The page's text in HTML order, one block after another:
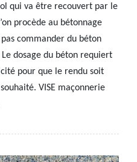
qui va être recouvert par le
procède au bétonnage
commander du béton
dosage du béton requiert
pour que le rendu soit
VISE maçonnerie